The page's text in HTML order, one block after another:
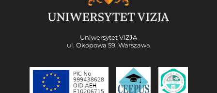
Uniwersytet VIZJA
ul. Okopowa 59, Warszawa